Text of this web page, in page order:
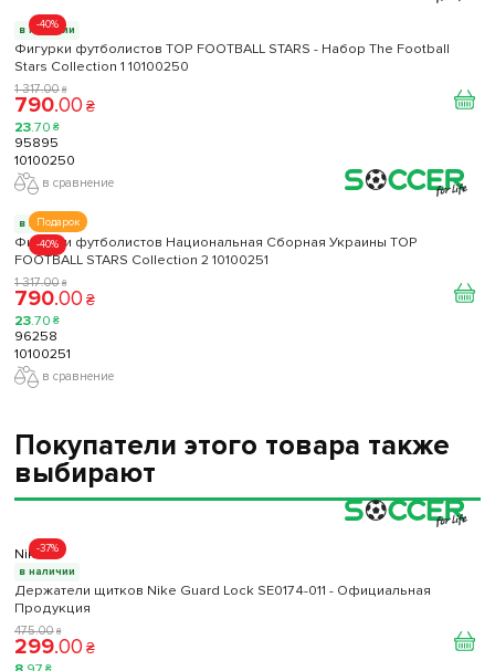
-40%
в наличии
Фигурки футболистов TOP FOOTBALL STARS - Набор The Football
Stars Collection 1 10100250
1 317.00 ₴
790.00 ₴
23.70 ₴
95895
10100250
в сравнение
Подарок
-40%
в наличии
Фигурки футболистов Национальная Сборная Украины TOP
FOOTBALL STARS Collection 2 10100251
1 317.00 ₴
790.00 ₴
23.70 ₴
96258
10100251
в сравнение
Покупатели этого товара также
выбирают
-37%
Nike
в наличии
Держатели щитков Nike Guard Lock SE0174-011 - Официальная
Продукция
475.00 ₴
299.00 ₴